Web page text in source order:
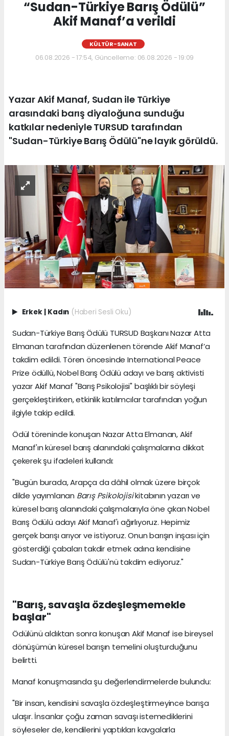
“Sudan-Türkiye Barış Ödülü”
Akif Manaf’a verildi
KÜLTÜR-SANAT
06.08.2026 - 17:54, Güncelleme: 06.08.2026 - 19:09
Yazar Akif Manaf, Sudan ile Türkiye
arasındaki barış diyaloğuna sunduğu
katkılar nedeniyle TURSUD tarafından
"Sudan-Türkiye Barış Ödülü"ne layık görüldü.
Erkek Kadın (Haberi Sesli Oku)
Sudan-Türkiye Barış Ödülü TURSUD Başkanı Nazar Atta
Elmanan tarafından düzenlenen törende Akif Manaf’a
takdim edildi. Tören öncesinde International Peace
Prize ödüllü, Nobel Barış Ödülü adayı ve barış aktivisti
yazar Akif Manaf "Barış Psikolojisi" başlıklı bir söyleşi
gerçekleştirirken, etkinlik katılımcılar tarafından yoğun
ilgiyle takip edildi.
Ödül töreninde konuşan Nazar Atta Elmanan, Akif
Manaf'ın küresel barış alanındaki çalışmalarına dikkat
çekerek şu ifadeleri kullandı:
"Bugün burada, Arapça da dâhil olmak üzere birçok
dilde yayımlanan Barış Psikolojisikitabının yazarı ve
küresel barış alanındaki çalışmalarıyla öne çıkan Nobel
Barış Ödülü adayı Akif Manaf'ı ağırlıyoruz. Hepimiz
gerçek barışı arıyor ve istiyoruz. Onun barışın inşası için
gösterdiği çabaları takdir etmek adına kendisine
Sudan-Türkiye Barış Ödülü'nü takdim ediyoruz."
"Barış, savaşla özdeşleşmemekle
başlar"
Ödülünü aldıktan sonra konuşan Akif Manaf ise bireysel
dönüşümün küresel barışın temelini oluşturduğunu
belirtti.
Manaf konuşmasında şu değerlendirmelerde bulundu:
"Bir insan, kendisini savaşla özdeşleştirmeyince barışa
ulaşır. İnsanlar çoğu zaman savaşı istemediklerini
söyleseler de, kendilerini yaptıkları kavgalarla